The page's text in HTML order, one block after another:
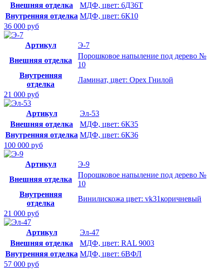
Внешняя отделка
МДФ, цвет: 6Д36Т
Внутренняя отделка МДФ, цвет: 6К10
36 000 руб
Артикул
Э-7
Внешняя отделка
Порошковое напыление под дерево №
10
Внутренняя
отделка
Ламинат, цвет: Орех Гнилой
21 000 руб
Артикул
Эл-53
Внешняя отделка
МДФ, цвет: 6К35
Внутренняя отделка МДФ, цвет: 6К36
100 000 руб
Артикул
Э-9
Внешняя отделка
Порошковое напыление под дерево №
10
Внутренняя
отделка
Винилискожа цвет: vk31коричневый
21 000 руб
Артикул
Эл-47
Внешняя отделка
МДФ, цвет: RAL 9003
Внутренняя отделка МДФ, цвет: 6ВФЛ
57 000 руб